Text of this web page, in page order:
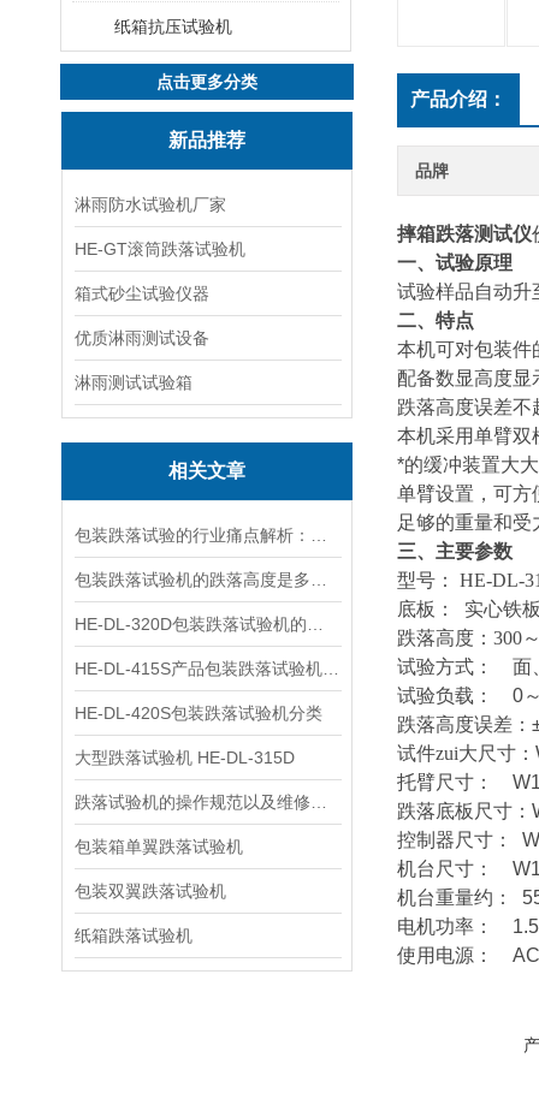
纸箱抗压试验机
点击更多分类
新品推荐
淋雨防水试验机厂家
HE-GT滚筒跌落试验机
箱式砂尘试验仪器
优质淋雨测试设备
淋雨测试试验箱
相关文章
HE-DL-420S包装跌落试验机分类
大型跌落试验机 HE-DL-315D
包装箱单翼跌落试验机
包装双翼跌落试验机
纸箱跌落试验机
产品介绍：
品牌
摔箱跌落测试仪
一、试验原理
试验样品自动升
二、特点
本机可对包装件
配备数显高度
跌落高度误差不
本机采用单臂双
*的缓冲装置大
单臂设置，可方
足够的重量和
三、主要参数
型号： HE-DL-
底板： 实心铁
跌落高度：300
试验方式：
面
试验负载：
0
跌落高度误差：
试件zui大尺寸：
托臂尺寸：
跌落底板尺寸：
控制器尺寸：
机台尺寸：
机台重量约：
电机功率：
使用电源：
AC